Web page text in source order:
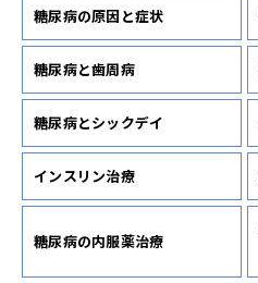
糖尿病の原因と症状
糖尿病と歯周病
糖尿病とシックデイ
インスリン治療
糖尿病の内服薬治療